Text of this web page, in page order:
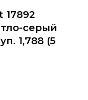
17892
серый
1,788 (5